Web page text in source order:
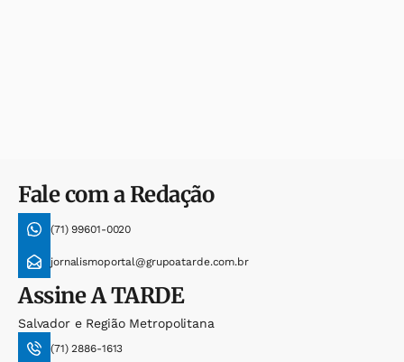
Fale com a Redação
(71) 99601-0020
jornalismoportal@grupoatarde.com.br
AssineA TARDE
Salvador e Região Metropolitana
(71) 2886-1613